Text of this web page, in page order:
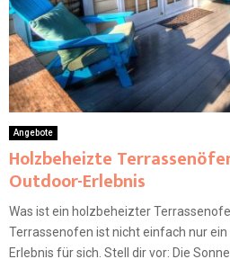
Angebote
Holzbeheizte
Outdoor-Erlebnis
Was ist ein holzbeheizter
Terrassenofen ist nicht einfach nur
Erlebnis für sich. Stell dir vor: Die Sonne...